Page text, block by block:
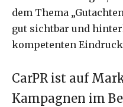
dem Thema
gut sichtbar und
kompetenten
CarPR ist auf
Kampagnen im